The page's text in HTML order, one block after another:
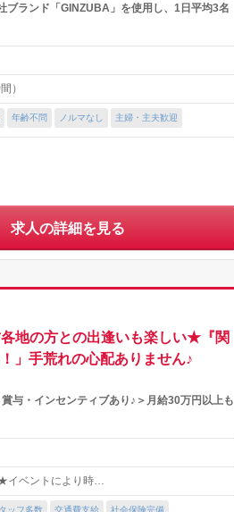
ランド「GINZUBA」を使用し、1日平均3名
）
年齢不問 ノルマなし 主婦・主夫歓迎
求人の詳細を見る
地の方との出逢いも楽しい★『関
」手荒れの心配ありません♪
与・インセンティブあり♪＞月給30万円以上も
イベントにより時…
ッフ多数 交通費支給 社会保険完備